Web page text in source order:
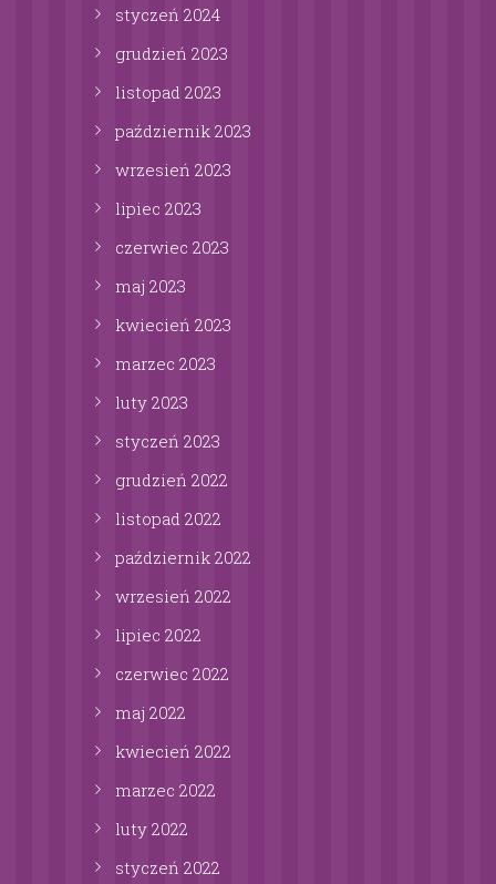
styczeń 2024
grudzień 2023
listopad 2023
październik 2023
wrzesień 2023
lipiec 2023
czerwiec 2023
maj 2023
kwiecień 2023
marzec 2023
luty 2023
styczeń 2023
grudzień 2022
listopad 2022
październik 2022
wrzesień 2022
lipiec 2022
czerwiec 2022
maj 2022
kwiecień 2022
marzec 2022
luty 2022
styczeń 2022